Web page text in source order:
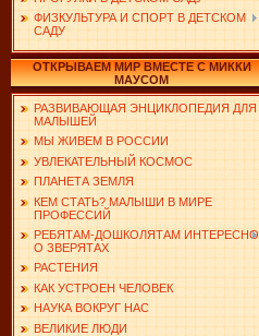
ФИЗКУЛЬТУРА И СПОРТ В ДЕТСКОМ
САДУ
ОТКРЫВАЕМ МИР ВМЕСТЕ С МИККИ
МАУСОМ
РАЗВИВАЮЩАЯ ЭНЦИКЛОПЕДИЯ ДЛЯ
МАЛЫШЕЙ
МЫ ЖИВЕМ В РОССИИ
УВЛЕКАТЕЛЬНЫЙ КОСМОС
ПЛАНЕТА ЗЕМЛЯ
КЕМ СТАТЬ? МАЛЫШИ В МИРЕ
ПРОФЕССИЙ
РЕБЯТАМ-ДОШКОЛЯТАМ ИНТЕРЕСНО
О ЗВЕРЯТАХ
РАСТЕНИЯ
КАК УСТРОЕН ЧЕЛОВЕК
НАУКА ВОКРУГ НАС
ВЕЛИКИЕ ЛЮДИ